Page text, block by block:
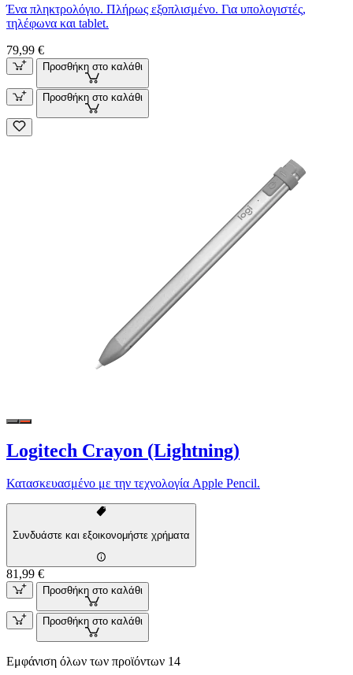
Ένα πληκτρολόγιο. Πλήρως εξοπλισμένο. Για υπολογιστές,
τηλέφωνα και tablet.
79,99 €
Προσθήκη στο καλάθι
Προσθήκη στο καλάθι
Logitech Crayon (Lightning)
Κατασκευασμένο με την τεχνολογία Apple Pencil.
Συνδυάστε και εξοικονομήστε χρήματα
81,99 €
Προσθήκη στο καλάθι
Προσθήκη στο καλάθι
Εμφάνιση όλων των προϊόντων 14